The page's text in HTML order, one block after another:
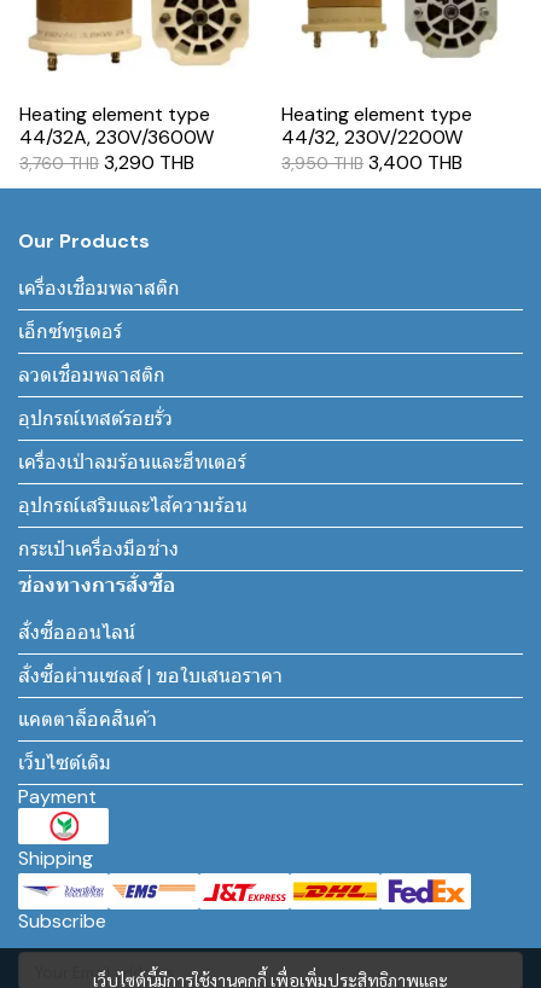
Heating element type
44/32A, 230V/3600W
3,760 THB 3,290 THB
Heating element type
44/32, 230V/2200W
3,950 THB 3,400 THB
เว็บไซต์นี้มีการใช้งานคุกกี้ เพื่อเพิ่มประสิทธิภาพและ
Our Products
เครื่องเชื่อมพลาสติก
เอ็กซ์ทรูเดอร์
ลวดเชื่อมพลาสติก
อุปกรณ์เทสต์รอยรั่ว
เครื่องเป่าลมร้อนและฮีทเตอร์
อุปกรณ์เสริมและไส้ความร้อน
กระเป๋าเครื่องมือช่าง
ช่องทางการสั่งซื้อ
สั่งซื้อออนไลน์
สั่งซื้อผ่านเซลส์ | ขอใบเสนอราคา
แคตตาล็อคสินค้า
เว็บไซต์เดิม
Payment
Shipping
Subscribe